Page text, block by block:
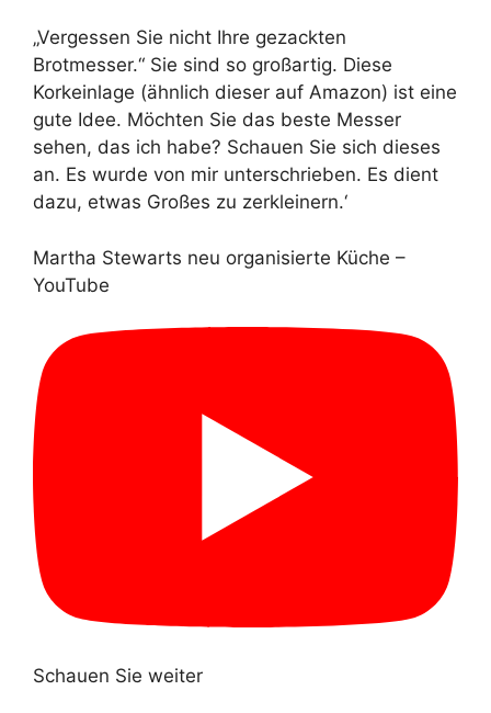
„Vergessen Sie nicht Ihre gezackten
Brotmesser.“ Sie sind so großartig. Diese
Korkeinlage (ähnlich dieser auf Amazon) ist eine
gute Idee. Möchten Sie das beste Messer
sehen, das ich habe? Schauen Sie sich dieses
an. Es wurde von mir unterschrieben. Es dient
dazu, etwas Großes zu zerkleinern.‘
Martha Stewarts neu organisierte Küche –
YouTube
Schauen Sie weiter